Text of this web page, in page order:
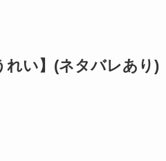
れい】(ネタバレあり)